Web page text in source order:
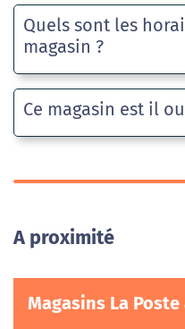
Quels sont les
magasin ?
Ce magasin est il
A proximité
Magasins La